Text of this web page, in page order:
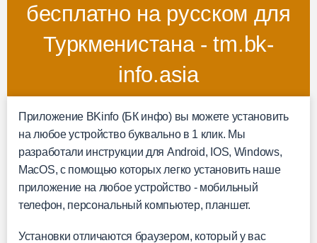
бесплатно на русском для
Туркменистана - tm.bk-
info.asia
Приложение BKinfo (БК инфо) вы можете установить
на любое устройство буквально в 1 клик. Мы
разработали инструкции для Android, IOS, Windows,
MacOS, с помощью которых легко установить наше
приложение на любое устройство - мобильный
телефон, персональный компьютер, планшет.
Установки отличаются браузером, который у вас